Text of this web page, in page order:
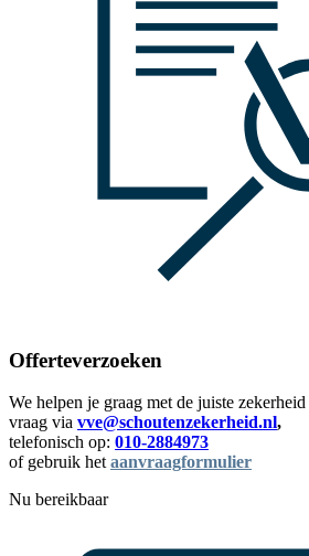
Offerteverzoeken
We helpen je graag met de juiste
vraag via vve@schoutenzekerheid.nl,
telefonisch op: 010-2884973
of gebruik het aanvraagformulier
Nu bereikbaar